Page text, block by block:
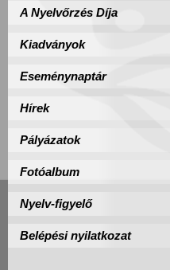
A Nyelvőrzés Díja
Kiadványok
Eseménynaptár
Hírek
Pályázatok
Fotóalbum
Nyelv-figyelő
Belépési nyilatkozat